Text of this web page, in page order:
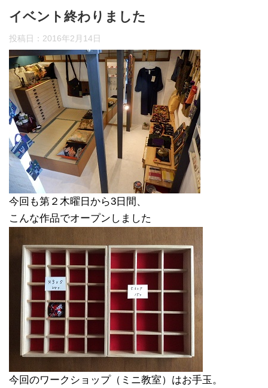
イベント終わりました
投稿日： 2016年2月14日
今回も第２木曜日から3日間、
こんな作品でオープンしました
今回のワークショップ（ミニ教室）はお手玉。